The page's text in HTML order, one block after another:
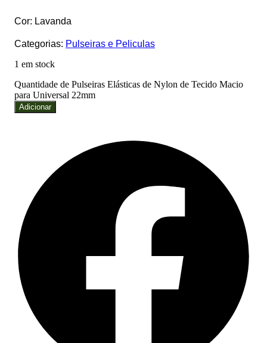
Cor: Lavanda
Categorias: Pulseiras e Peliculas
1 em stock
Quantidade de Pulseiras Elásticas de Nylon de Tecido Macio
para Universal 22mm
Adicionar